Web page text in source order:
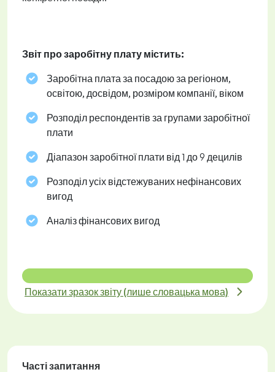
Звіт про заробітну плату містить:
Заробітна плата за посадою за регіоном,
освітою, досвідом, розміром компанії, віком
Розподіл респондентів за групами заробітної
плати
Діапазон заробітної плати від 1 до 9 децилів
Розподіл усіх відстежуваних нефінансових
вигод
Аналіз фінансових вигод
Показати зразок звіту (лише словацька мова)
Часті запитання